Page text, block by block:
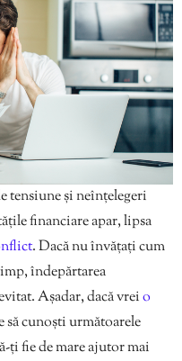
tensiune și neînțelegeri
financiare apar, lipsa
. Dacă nu învățați cum
îndepărtarea
Așadar, dacă vreio
să cunoști următoarele
ți fie de mare ajutor mai